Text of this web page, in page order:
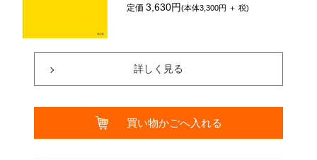
定価3,630円(本体3,300円 ＋ 税)
詳しく見る
買い物かごへ入れる